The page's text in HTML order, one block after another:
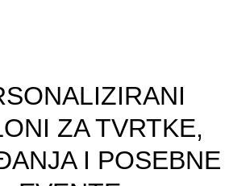
ZA TVRTKE,
I POSEBNE